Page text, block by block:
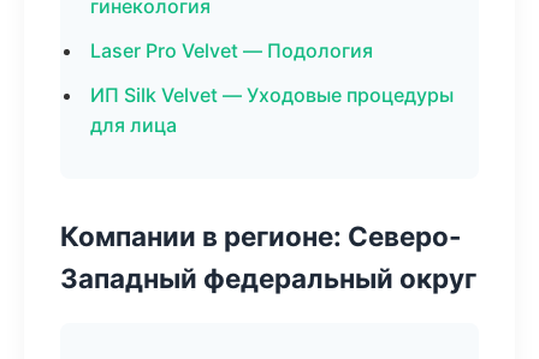
гинекология
Laser Pro Velvet — Подология
ИП Silk Velvet — Уходовые процедуры
для лица
Компании в регионе: Северо-
Западный федеральный округ